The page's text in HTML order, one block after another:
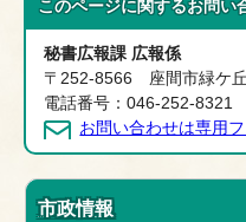
このページに関するお問い
秘書広報課 広報係
〒252-8566 座間市緑ケ
電話番号：046-252-8321
お問い合わせは専用
市政情報